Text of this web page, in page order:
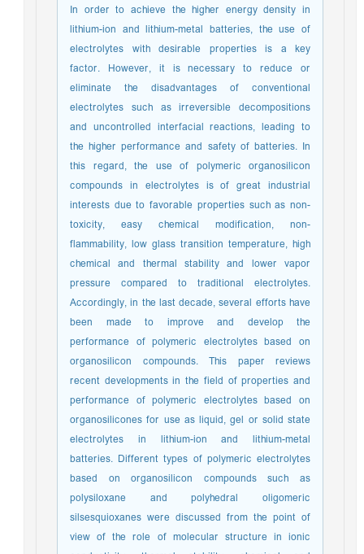
In order to achieve the higher energy density in
lithium-ion and lithium-metal batteries, the use of
electrolytes with desirable properties is a key
factor. However, it is necessary to reduce or
eliminate the disadvantages of conventional
electrolytes such as irreversible decompositions
and uncontrolled interfacial reactions, leading to
the higher performance and safety of batteries. In
this regard, the use of polymeric organosilicon
compounds in electrolytes is of great industrial
interests due to favorable properties such as non-
toxicity, easy chemical modification, non-
flammability, low glass transition temperature, high
chemical and thermal stability and lower vapor
pressure compared to traditional electrolytes.
Accordingly, in the last decade, several efforts have
been made to improve and develop the
performance of polymeric electrolytes based on
organosilicon compounds. This paper reviews
recent developments in the field of properties and
performance of polymeric electrolytes based on
organosilicones for use as liquid, gel or solid state
electrolytes in lithium-ion and lithium-metal
batteries. Different types of polymeric electrolytes
based on organosilicon compounds such as
polysiloxane and polyhedral oligomeric
silsesquioxanes were discussed from the point of
view of the role of molecular structure in ionic